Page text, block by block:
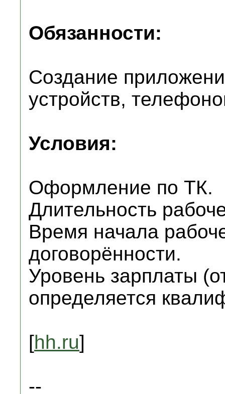
Обязанности:
Создание
устройств,
Условия:
Оформление по ТК.
Длительность
Время начала
договорённости.
Уровень зарплаты
определяется
[hh.ru]
--